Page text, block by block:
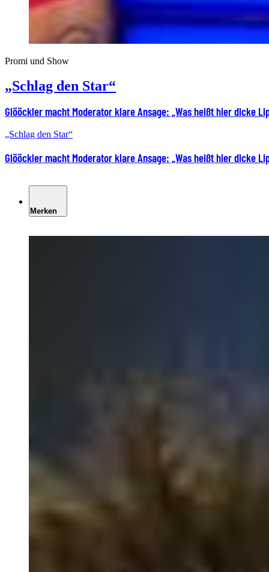
Promi und Show
„Schlag den Star“
Glööckler macht Moderator klare Ansage: „Was heißt hier dicke
„Schlag den Star“
Glööckler macht Moderator klare Ansage: „Was heißt hier dicke
Merken